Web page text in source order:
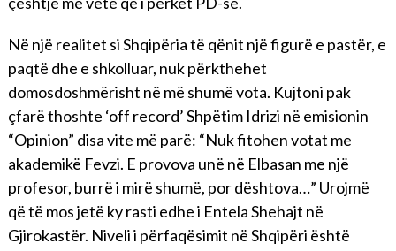
Në një realitet si Shqipëria të qënit një figurë e pastër, e
paqtë dhe e shkolluar, nuk përkthehet
domosdoshmërisht në më shumë vota. Kujtoni pak
çfarë thoshte ‘off record’ Shpëtim Idrizi në emisionin
“Opinion” disa vite më parë: “Nuk fitohen votat me
akademikë Fevzi. E provova unë në Elbasan me një
profesor, burrë i mirë shumë, por dështova…” Urojmë
që të mos jetë ky rasti edhe i Entela Shehajt në
Gjirokastër. Niveli i përfaqësimit në Shqipëri është